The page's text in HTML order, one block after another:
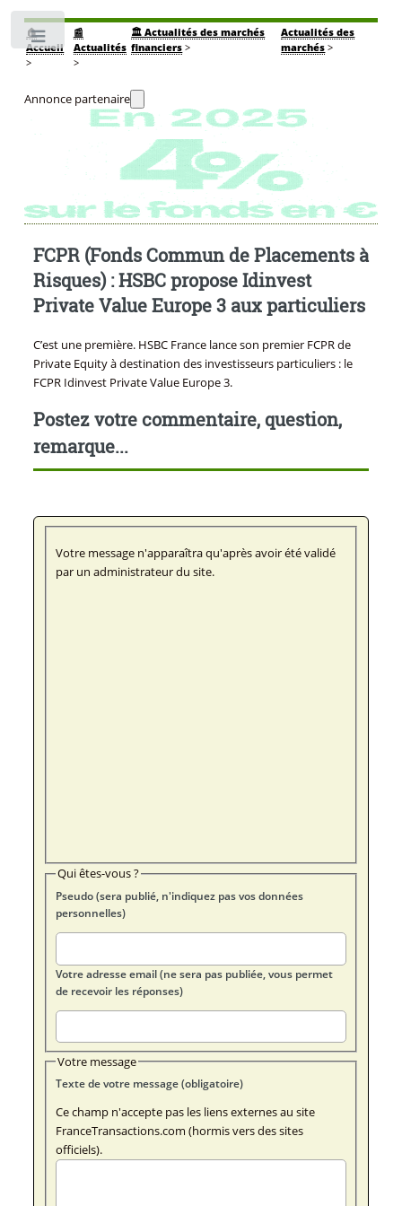
🏠
Accueil
>
📰
Actualités
>
🏛️ Actualités des marchés
financiers >
Actualités des
marchés >
Annonce partenaire
FCPR (Fonds Commun de Placements à
Risques) : HSBC propose Idinvest
Private Value Europe 3 aux particuliers
C’est une première. HSBC France lance son premier FCPR de
Private Equity à destination des investisseurs particuliers : le
FCPR Idinvest Private Value Europe 3.
Postez votre commentaire, question,
remarque...
Votre message n'apparaîtra qu'après avoir été validé
par un administrateur du site.
Qui êtes-vous ?
Pseudo (sera publié, n'indiquez pas vos données
personnelles)
Votre adresse email (ne sera pas publiée, vous permet
de recevoir les réponses)
Votre message
Texte de votre message (obligatoire)
Ce champ n'accepte pas les liens externes au site
FranceTransactions.com (hormis vers des sites
officiels).
Toggle